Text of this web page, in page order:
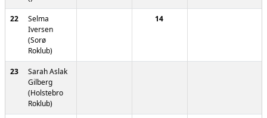
22
Selma
Iversen
(Sorø
Roklub)
14
23
Sarah Aslak
Gilberg
(Holstebro
Roklub)